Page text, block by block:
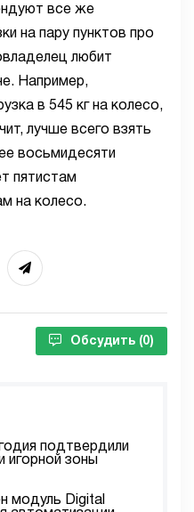
все же
на пару пунктов про
любит
Например,
в 545 кг на колесо,
лучше всего взять
восьмидесяти
пятистам
на колесо.
Обсудить (0)
подтвердили
зоны
модуль Digital